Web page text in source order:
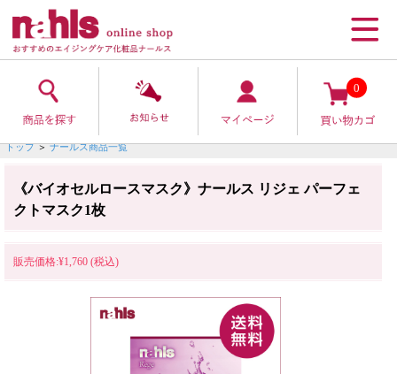
0
トップ ＞ ナールス商品一覧
《バイオセルロースマスク》ナールス リジェ パーフェ
クトマスク1枚
販売価格:¥1,760 (税込)